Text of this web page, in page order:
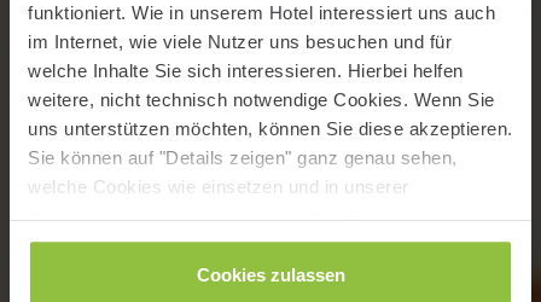
funktioniert. Wie in unserem Hotel interessiert uns auch
im Internet, wie viele Nutzer uns besuchen und für
welche Inhalte Sie sich interessieren. Hierbei helfen
weitere, nicht technisch notwendige Cookies. Wenn Sie
uns unterstützen möchten, können Sie diese akzeptieren.
Sie können auf "Details zeigen" ganz genau sehen,
welche Cookies wie einsetzen und in unserer
Datenschutzerklärungjederzeit Ihre Zustimmung
Cookies zulassen